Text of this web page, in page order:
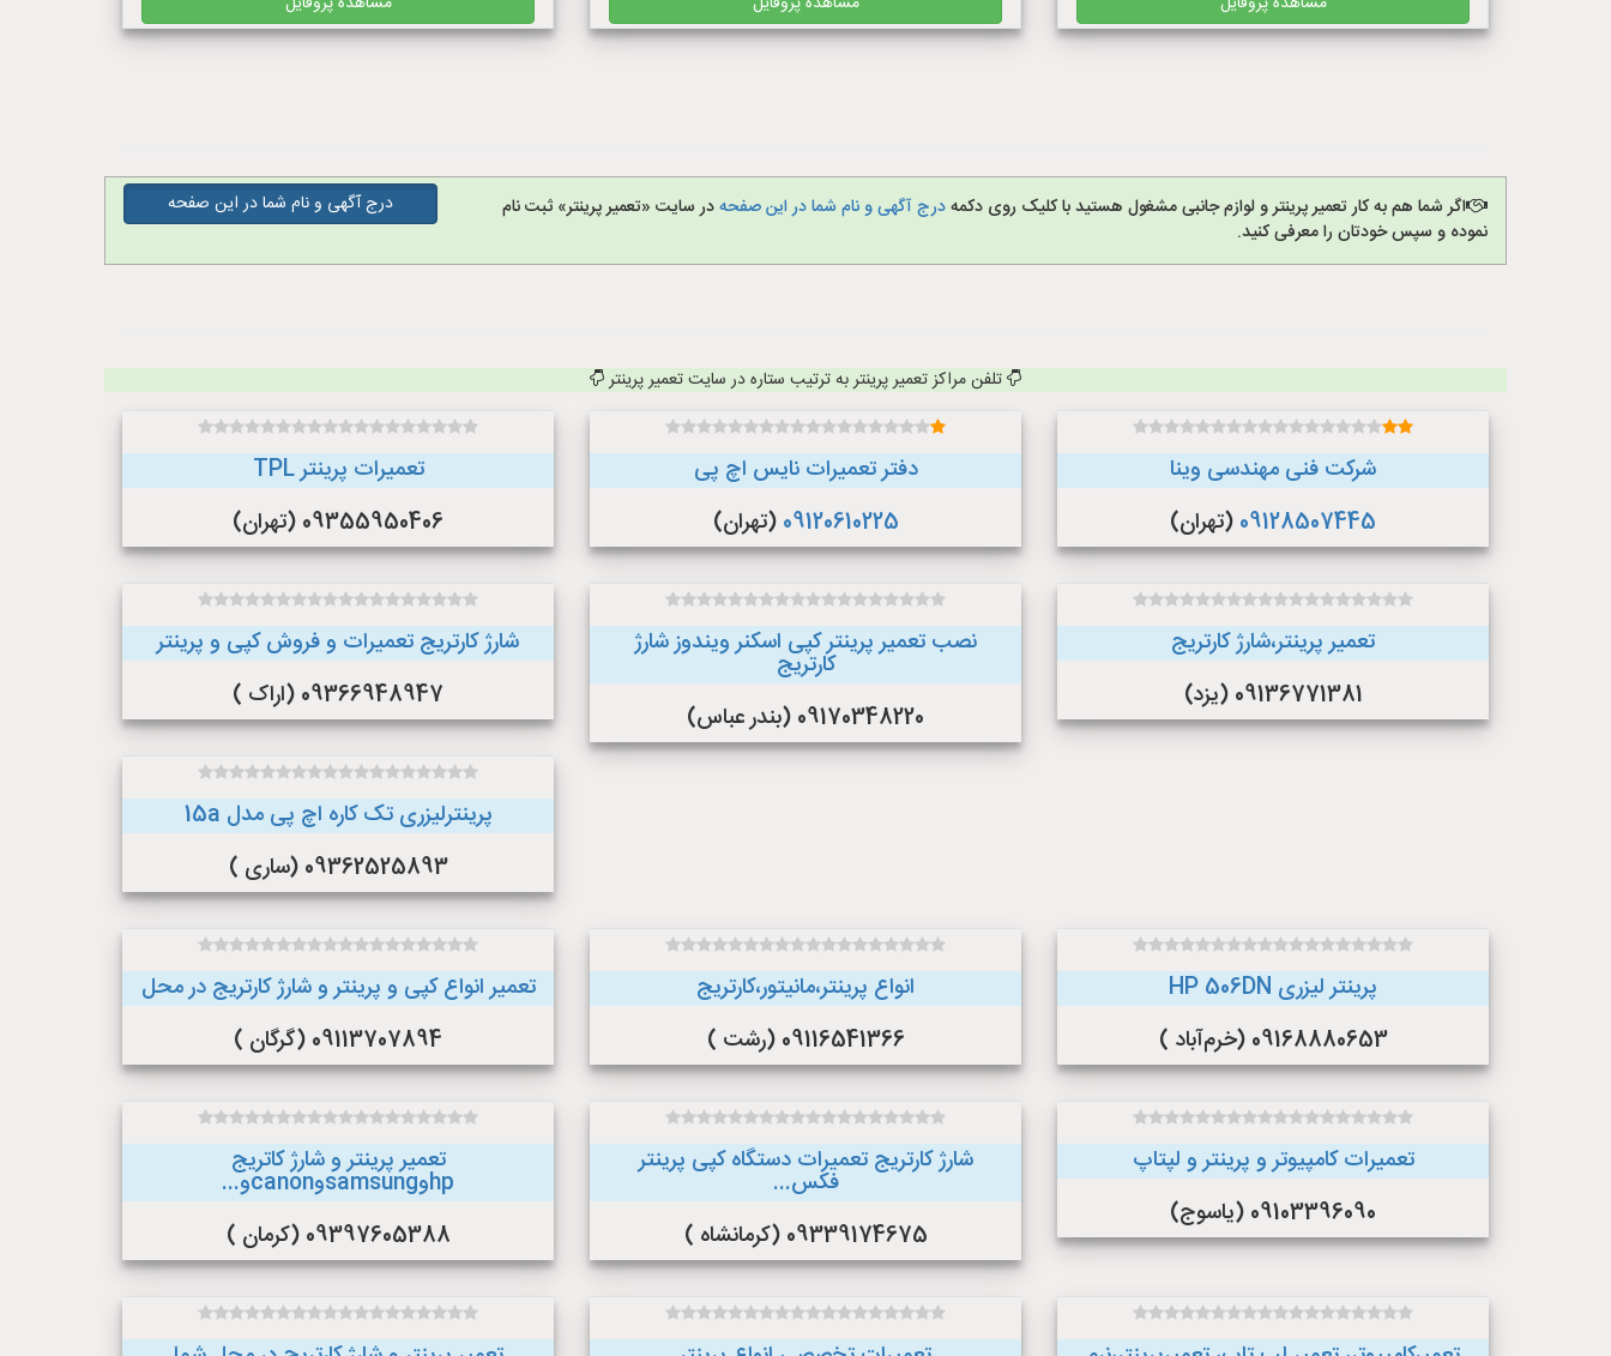
اگر شما هم به کار تعمیر پرینتر و لوازم جانبی مشغول هستید با کلیک روی دکمهدرج آگهی و نام شما در این صفحهدر سایت «تعمیر پرینتر» ثبت نام
نموده و سپس خودتان را معرفی کنید.
درج آگهی و نام شما در این صفحه
تلفن مراکز تعمیر پرینتر به ترتیب ستاره در سایت تعمیر پرینتر
شرکت فنی مهندسی وینا
09128507445 (تهران)
دفتر تعمیرات نایس اچ پی
09120610225 (تهران)
تعمیرات پرینتر TPL
09355950406 (تهران)
تعمیر پرینتر،شارژ کارتریج
09136771381 (یزد)
نصب تعمیر پرینتر کپی اسکنر ویندوز شارژ
کارتریج
09170348220 (بندر عباس)
شارژ کارتریج تعمیرات و فروش کپی و پرینتر
09366948947 (اراک )
پرینترلیزری تک کاره اچ پی مدل 15a
09362525893 (ساری )
پرینتر لیزری HP 506DN
09168880653 (خرم‌آباد )
انواع پرینتر،مانیتور،کارتریج
09116541366 (رشت )
تعمیر انواع کپی و پرینتر و شارژ کارتریج در محل
09113707894 (گرگان )
تعمیرات کامپیوتر و پرینتر و لپتاپ
09103396090 (یاسوج)
شارژ کارتریج تعمیرات دستگاه کپی پرینتر
فکس...
09339174675 (کرمانشاه )
تعمیر پرینتر و شارژ کاتریج
hpوsamsungوcanonو...
09397605388 (کرمان )